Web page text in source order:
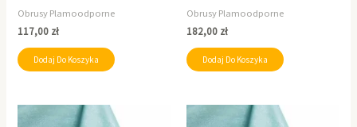
Obrusy Plamoodporne
117,00 zł
Dodaj Do Koszyka
Obrusy Plamoodporne
182,00 zł
Dodaj Do Koszyka